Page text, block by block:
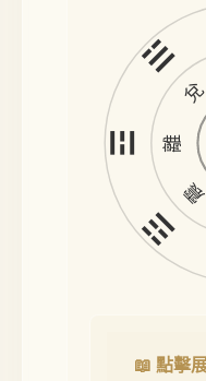
☳
震
☲ 離
☱
兌
📖 點擊